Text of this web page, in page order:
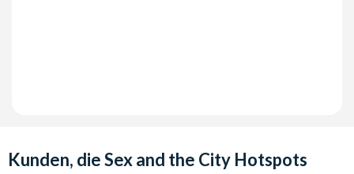
Kunden, die Sex and the City Hotspots